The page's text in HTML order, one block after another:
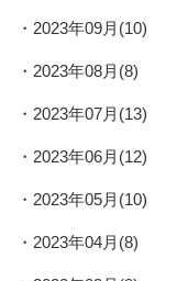
2023年09月(10)
2023年08月(8)
2023年07月(13)
2023年06月(12)
2023年05月(10)
2023年04月(8)